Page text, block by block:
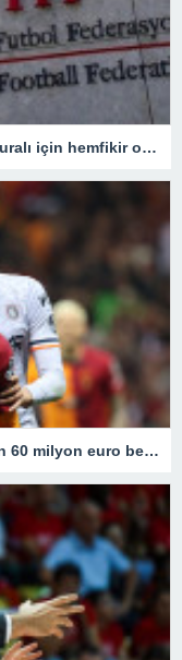
TFF ve Kulüpler Birliği Vakfı yabancı kuralı için hemfikir oldu! Kritik toplantıdan önemli kararlar çıktı
Galatasaray üç futbolcunun satışından 60 milyon euro bekliyor